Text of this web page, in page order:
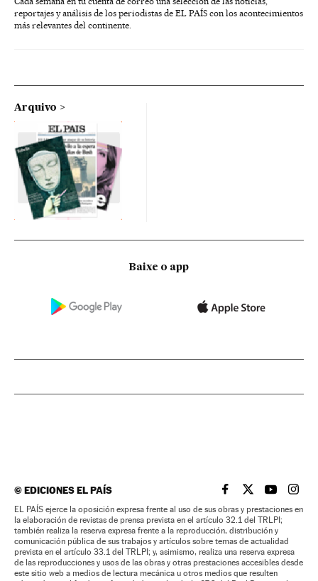
reportajes y análisis de los periodistas de EL PAÍS con los acontecimientos
más relevantes del continente.
Arquivo
Baixe o app
©EDICIONES EL PAÍS EL PAÍS BRASIL EN
EL PAÍSEL PAÍS
EL
EL PAÍS ejerce la oposición expresa frente al uso de sus obras y prestaciones en
la elaboración de revistas de prensa prevista en el artículo 32.1 del TRLPI;
también realiza la reserva expresa frente a la reproducción, distribución y
comunicación pública de sus trabajos y artículos sobre temas de actualidad
prevista en el artículo 33.1 del TRLPI; y, asimismo, realiza una reserva expresa
de las reproducciones y usos de las obras y otras prestaciones accesibles desde
este sitio web a medios de lectura mecánica u otros medios que resulten